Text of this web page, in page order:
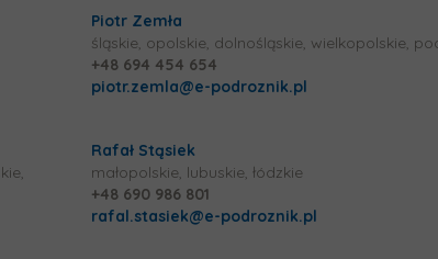
Piotr Zemła
śląskie, opolskie, dolnośląskie, wielkopolskie,
+48 694 454 654
piotr.zemla@e-podroznik.pl
Rafał Stąsiek
małopolskie, lubuskie, łódzkie
+48 690 986 801
rafal.stasiek@e-podroznik.pl